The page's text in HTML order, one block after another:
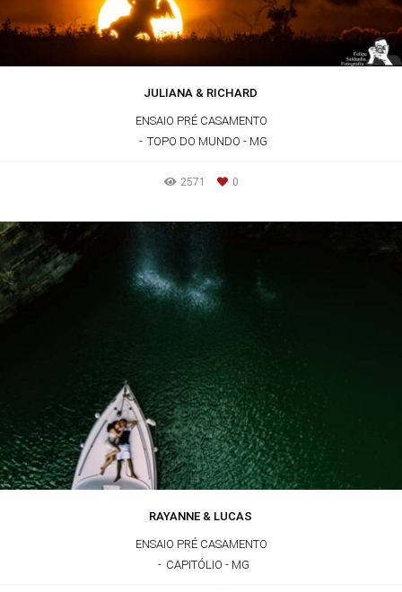
JULIANA & RICHARD
ENSAIO PRÉ CASAMENTO
TOPO DO MUNDO - MG
2571 0
RAYANNE & LUCAS
ENSAIO PRÉ CASAMENTO
CAPITÓLIO - MG